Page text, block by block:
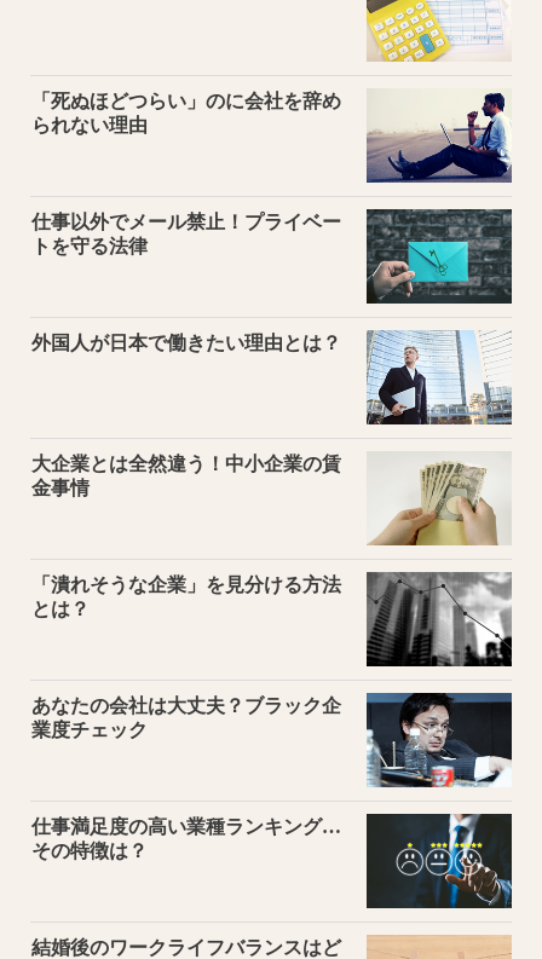
「死ぬほどつらい」のに会社を辞め
られない理由
仕事以外でメール禁止！プライベー
トを守る法律
外国人が日本で働きたい理由とは？
大企業とは全然違う！中小企業の賃
金事情
「潰れそうな企業」を見分ける方法
とは？
あなたの会社は大丈夫？ブラック企
業度チェック
仕事満足度の高い業種ランキング…
その特徴は？
結婚後のワークライフバランスはど